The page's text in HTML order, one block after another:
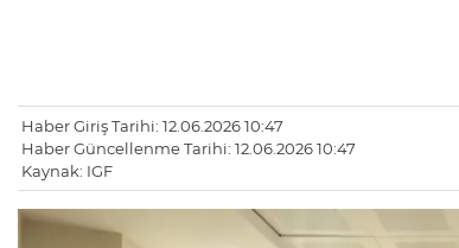
Haber Giriş Tarihi: 12.06.2026 10:47
Haber Güncellenme Tarihi: 12.06.2026 10:47
Kaynak: IGF